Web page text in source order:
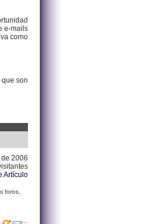
e-mails
como
son
2006
Artículo
foros,